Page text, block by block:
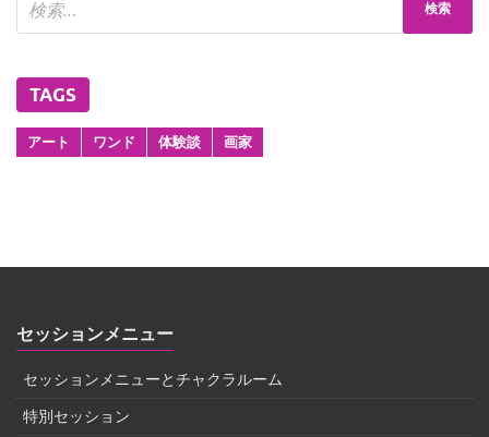
TAGS
アート ワンド 体験談 画家
セッションメニュー
セッションメニューとチャクラルーム
特別セッション